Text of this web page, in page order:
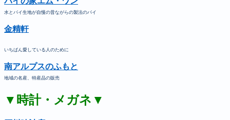
水とパイ生地が自慢の昔ながらの製法のパイ
金精軒
いちばん愛している人のために
南アルプスのふもと
地域の名産、特産品の販売
▼時計・メガネ▼